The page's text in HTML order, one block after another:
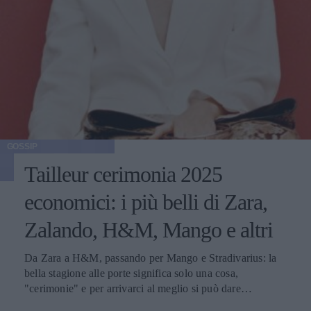
Tailleur cerimonia 2025
economici: i più belli di Zara,
Zalando, H&M, Mango e altri
Da Zara a H&M, passando per Mango e Stradivarius: la
bella stagione alle porte significa solo una cosa,
"cerimonie" e per arrivarci al meglio si può dare